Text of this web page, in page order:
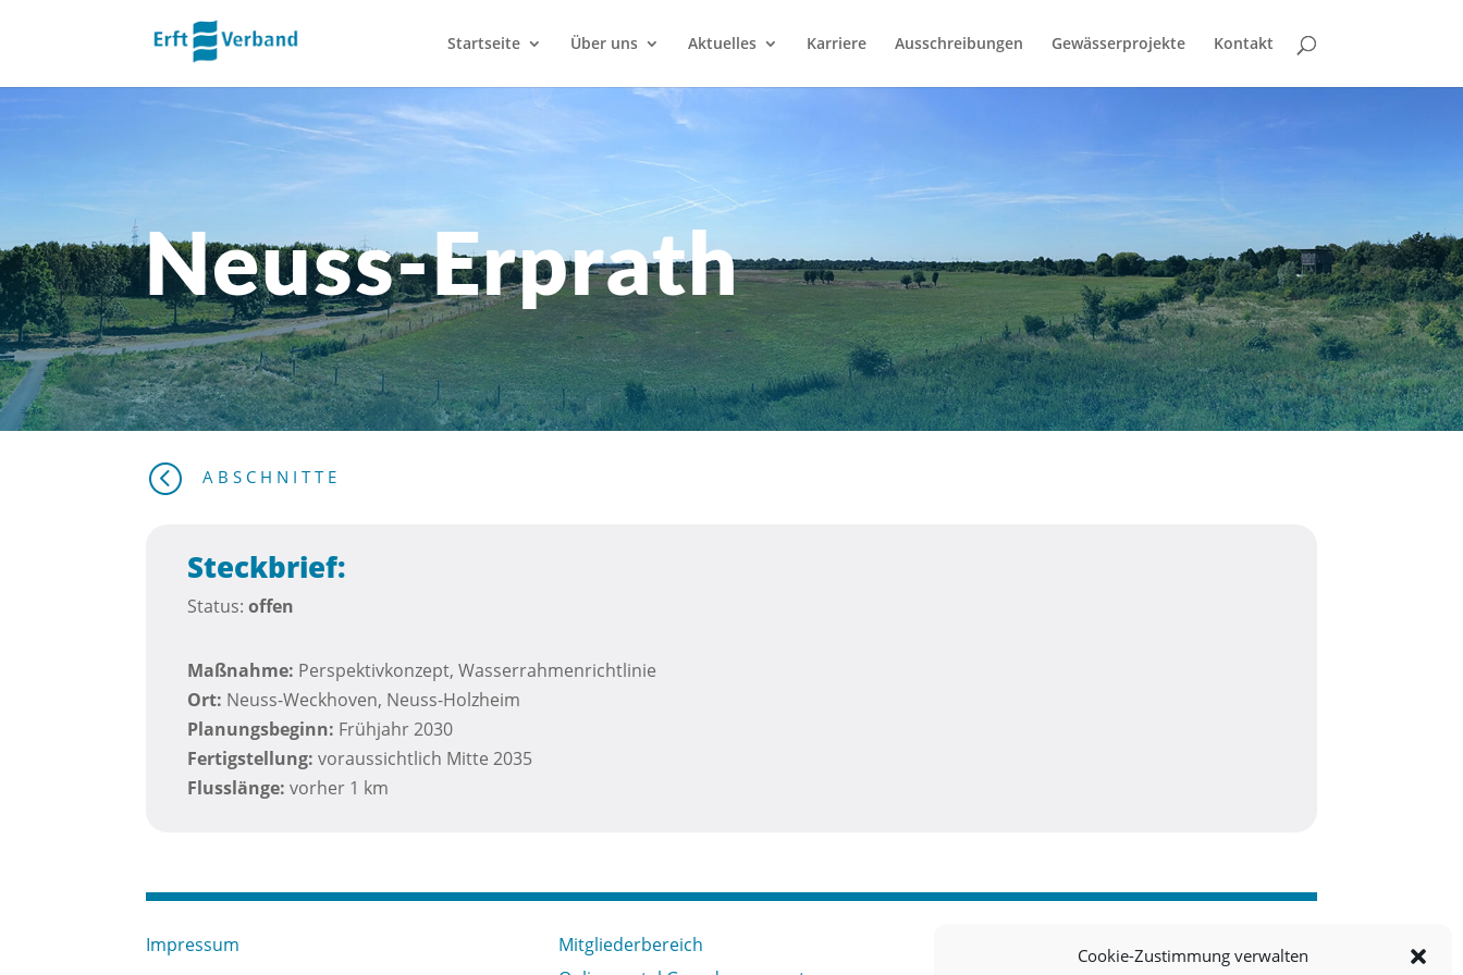
Cookie-Zustimmung verwalten
Startseite Über uns Aktuelles Karriere Ausschreibungen Gewässerprojekte Kontakt
Neuss-Erprath
< ABSCHNITTE
Steckbrief:
Status:offen
Maßnahme: Perspektivkonzept, Wasserrahmenrichtlinie
Ort: Neuss-Weckhoven, Neuss-Holzheim
Planungsbeginn: Frühjahr 2030
Fertigstellung: voraussichtlich Mitte 2035
Flusslänge: vorher 1 km
Impressum
Mitgliederbereich